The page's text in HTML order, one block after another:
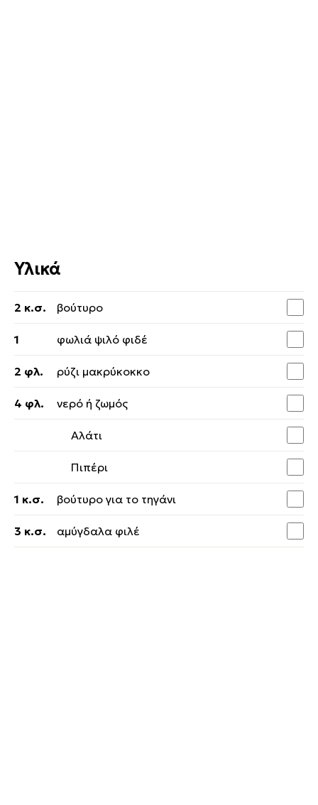
Υλικά
2 κ.σ. βούτυρο
1 φωλιά ψιλό φιδέ
2 φλ. ρύζι μακρύκοκκο
4 φλ. νερό ή ζωμός
Αλάτι
Πιπέρι
1 κ.σ. βούτυρο για το τηγάνι
3 κ.σ. αμύγδαλα φιλέ